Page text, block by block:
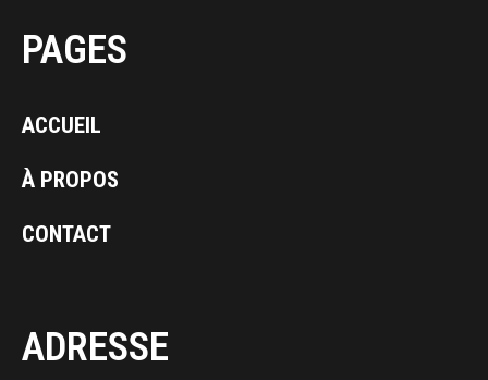
PAGES
ACCUEIL
À PROPOS
CONTACT
ADRESSE